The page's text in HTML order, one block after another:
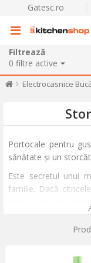
Gatesc.ro
Filtrează
0 filtre active
Electrocasnice
Portocale pentru
sănătate și un
Este secretul unui
familie. Dacă
stoarce chiar și
sucuri și conserve
de aparate pentru
nelipsit din